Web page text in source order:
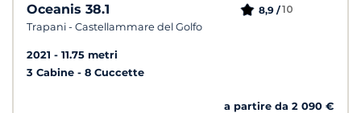
Oceanis 38.1
Trapani - Castellammare del Golfo
8,9 /10
2021
11.75 metri
3 Cabine
8 Cuccette
a partire da 2 090 €